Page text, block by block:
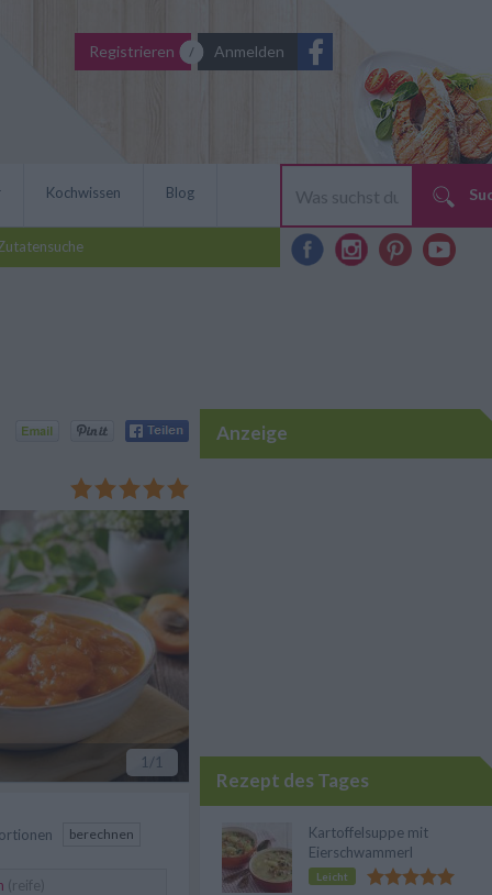
Registrieren Anmelden
Kochwissen Blog
Spezialität mit
herrlich aromatisches
1 /1
berechnen
(reife)
Anzeige
Rezept des Tages
Kartoffelsuppe mit
Eierschwammerl
Leicht